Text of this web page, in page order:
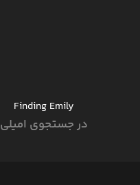
Finding Emily
در جستجوی امیلی